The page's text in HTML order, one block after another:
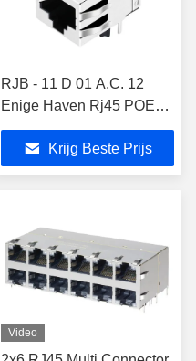
RJB - 11 D 01 A.C. 12
Enige Haven Rj45 POE
Modulaire Jack 10/100M
Gegevens LPJ0049CNL
Krijg Beste Prijs
Video